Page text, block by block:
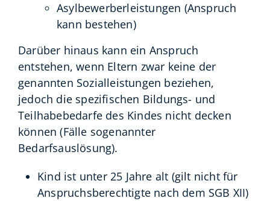
Asylbewerberleistungen (Anspruch
kann bestehen)
Darüber hinaus kann ein Anspruch
entstehen, wenn Eltern zwar keine der
genannten Sozialleistungen beziehen,
jedoch die spezifischen Bildungs- und
Teilhabebedarfe des Kindes nicht decken
können (Fälle sogenannter
Bedarfsauslösung).
Kind ist unter 25 Jahre alt (gilt nicht für
Anspruchsberechtigte nach dem SGB XII)